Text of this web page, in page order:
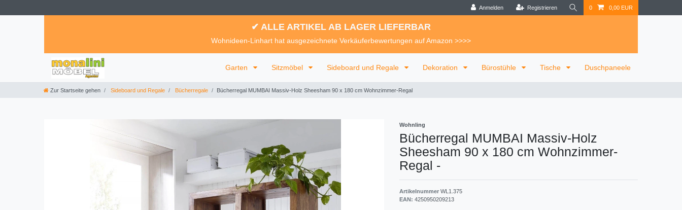
Anmelden Registrieren 0 0,00 EUR
✔ ALLE ARTIKEL AB LAGER LIEFERBAR
Wohnideen-Linhart hat ausgezeichnete Verkäuferbewertungen auf Amazon >>>>
Garten Sitzmöbel Sideboard und Regale Dekoration Bürostühle Tische Duschpaneele
Zur Startseite gehen Sideboard und Regale Bücherregale Bücherregal MUMBAI Massiv-Holz Sheesham 90 x 180 cm Wohnzimmer-Regal
Wohnling
Bücherregal MUMBAI Massiv-Holz
Sheesham 90 x 180 cm Wohnzimmer-
Regal -
Artikelnummer WL1.375
EAN: 4250950209213